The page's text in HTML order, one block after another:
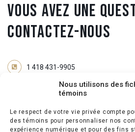
Nous utilisons des
témoins
Le respect de votre vie privée compte
des témoins pour personnaliser nos
expérience numérique et pour des fins
VOUS AVEZ UNE
CONTACTEZ-NOUS
1 418 431-9905
info@loftsvieuxquebec.com